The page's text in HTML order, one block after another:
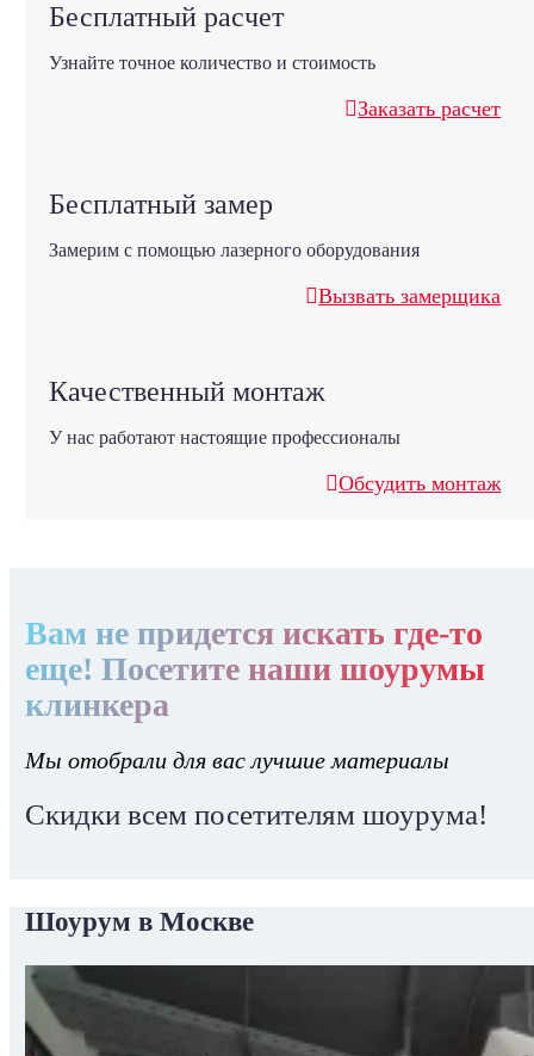
Бесплатный расчет
Узнайте точное количество и стоимость
Заказать расчет
Бесплатный замер
Замерим с помощью лазерного оборудования
Вызвать замерщика
Качественный монтаж
У нас работают настоящие профессионалы
Обсудить монтаж
Вам не придется искать где-то
еще! Посетите наши шоурумы
клинкера
Мы отобрали для вас лучшие материалы
Скидки всем посетителям шоурума!
Шоурум в Москве